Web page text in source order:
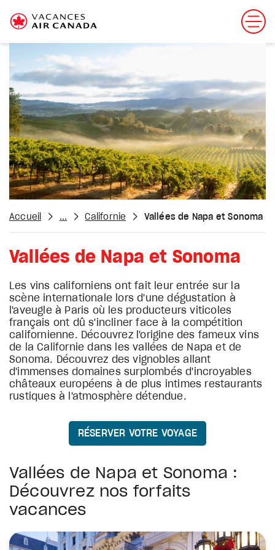
Accueil ... Californie Vallées de Napa et Sonoma
Vallées de Napa et Sonoma
Les vins californiens ont fait leur entrée sur la
scène internationale lors d'une dégustation à
l'aveugle à Paris où les producteurs viticoles
français ont dû s'incliner face à la compétition
californienne. Découvrez l'origine des fameux vins
de la Californie dans les vallées de Napa et de
Sonoma. Découvrez des vignobles allant
d'immenses domaines surplombés d'incroyables
châteaux européens à de plus intimes restaurants
rustiques à l'atmosphère détendue.
RÉSERVER VOTRE VOYAGE
Vallées de Napa et Sonoma :
Découvrez nos forfaits
vacances
The Donatello
4 étoiles
Harbor Court Hotel
4 étoiles
The Clift Royal Sonesta San Francisco
4 étoiles
Sonesta Silicon Valley
3 étoiles
Sonesta ES Suites San Francisco Airport Oyster
3 étoiles
Sonesta Select San Francisco Airport Oyster
3 étoiles
Sonesta ES Suites San Francisco Airport San
3 étoiles
Vino Bello Resort
4 étoiles
Silverado Resort & Spa
4 étoiles
Meritage Resort And Spa
4 étoiles